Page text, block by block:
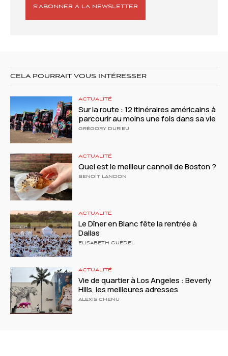
S’ABONNER À LA NEWSLETTER
CELA POURRAIT VOUS INTÉRESSER
ACTUALITÉ
Sur la route : 12 itinéraires américains à
parcourir au moins une fois dans sa vie
GRÉGORY DURIEU
ACTUALITÉ
Quel est le meilleur cannoli de Boston ?
BENOIT LANDON
ACTUALITÉ
Le Dîner en Blanc fête la rentrée à
Dallas
ELISABETH GUÉDEL
ACTUALITÉ
Vie de quartier à Los Angeles : Beverly
Hills, les meilleures adresses
ALEXIS CHENU